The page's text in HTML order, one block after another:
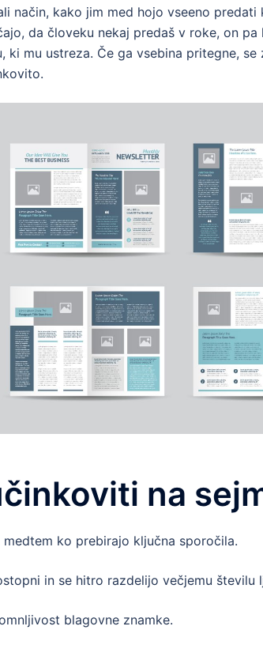
način, kako jim med hojo vseeno predati
da človeku nekaj predaš v roke, on pa
mu ustreza. Če ga vsebina pritegne, se
na
ko prebirajo ključna sporočila.
in se hitro razdelijo večjemu številu
blagovne znamke.